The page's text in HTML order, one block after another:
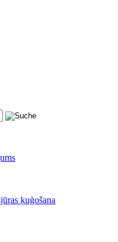
ķuģošana